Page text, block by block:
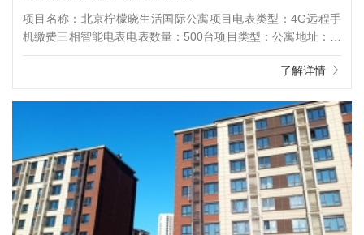
项目名称：北京柠檬晓生活国际公寓项目电表类型：4G远程手
机缴费三相智能电表电表数量：500台项目类型：公寓地址：北
京市朝阳区豆各庄乡黄厂路柠檬晓生活国际公寓项目介绍：北京
柠檬晓生活国际公寓首个项目于2019年6月试运营后，广受市场
97%，截至发稿时间公寓保持在满房100%出租率，疫情期间逆
势满租！北京柠檬晓生活国际公寓拥有一支年轻、高效、富
了解详情